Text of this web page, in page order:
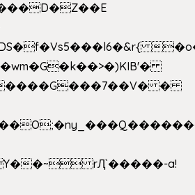
�
�~ rԮ`�����-a!